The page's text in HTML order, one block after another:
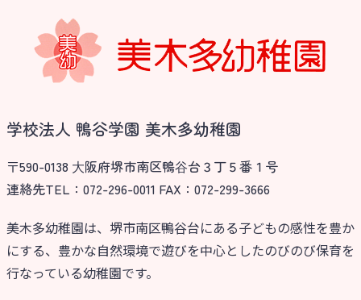
学校法人 鴨谷学園 美木多幼稚園
〒590-0138 ⼤阪府堺市南区鴨⾕台３丁５番１号
連絡先TEL：072-296-0011 FAX：072-299-3666
美木多幼稚園は、堺市南区鴨谷台にある子どもの感性を豊か
にする、豊かな自然環境で遊びを中心としたのびのび保育を
行なっている幼稚園です。